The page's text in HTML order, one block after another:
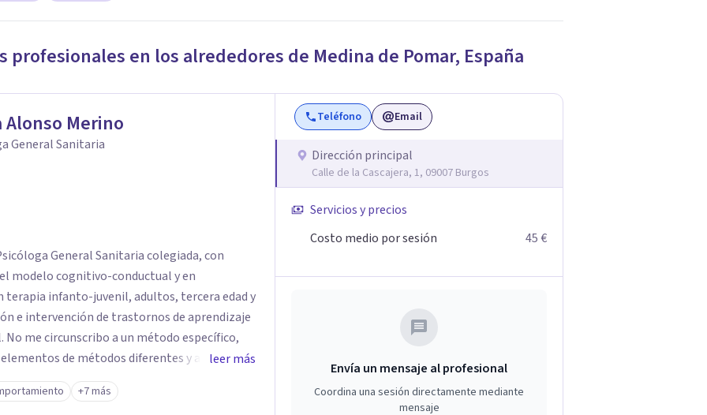
profesionales en los alrededores de Medina de Pomar, España
Alonso Merino
General Sanitaria
General Sanitaria colegiada, con
terapia infanto-juvenil, adultos, tercera edad y
e intervención de trastornos de aprendizaje
de métodos diferentes y adapto el
de cada cliente.
leer más
+7 más
Teléfono Email
Dirección principal
Calle de la Cascajera, 1, 09007 Burgos
Servicios y precios
Costo medio por sesión
45 €
Envía un mensaje al profesional
Coordina una sesión directamente mediante
mensaje